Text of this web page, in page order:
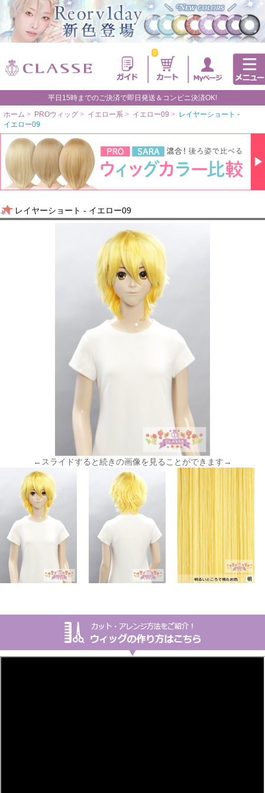
0
平日15時までのご決済で即日発送＆コンビニ決済OK!
ホーム > PROウィッグ > イエロー系 > イエロー09 > レイヤーショート -
イエロー09
レイヤーショート - イエロー09
←スライドすると続きの画像を見ることができます→